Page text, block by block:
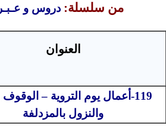
من سلسلة:دروس و
العنوان
119-أعمال يوم التروية –
والنزول بالمزدلفة